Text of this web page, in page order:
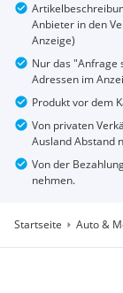
Anbieter in den
Anzeige)
Nur das "Anfrage
Adressen im
Produkt vor dem
Von privaten
Ausland Abstand
Von der
nehmen.
Startseite Auto &